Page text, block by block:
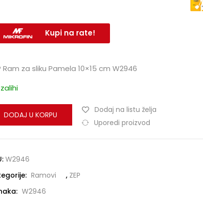
Kupi na rate!
Ram za sliku Pamela 10×15 cm W2946
DODAJ U KORPU
Dodaj na listu želja
Uporedi proizvod
W2946
Ramovi , ZEP
W2946